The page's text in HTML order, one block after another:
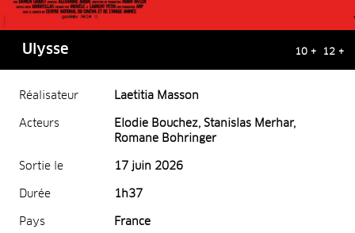
Ulysse 10 + 12 +
Réalisateur Laetitia Masson
Acteurs
Elodie Bouchez, Stanislas Merhar,
Romane Bohringer
Sortie le 17 juin 2026
Durée 1h37
Pays France